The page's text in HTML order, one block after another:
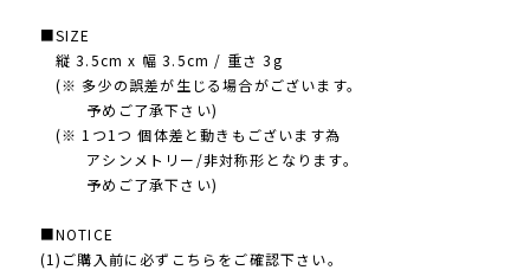
■SIZE
縦 3.5cm x 幅 3.5cm / 重さ 3g
(※ 多少の誤差が生じる場合がございます。
予めご了承下さい)
(※ 1つ1つ 個体差と動きもございます為
アシンメトリー/非対称形となります。
予めご了承下さい)
■NOTICE
(1)ご購入前に必ずこちらをご確認下さい。